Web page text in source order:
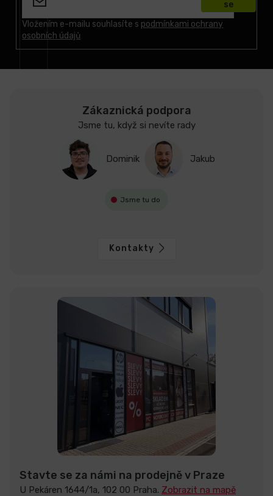
Vložením e-mailu souhlasíte s podmínkami ochrany
osobních údajů
se
Zákaznická podpora
Jsme tu, když si nevíte rady
Dominik Jakub
Jsme tu do
Kontakty
Stavte se za námi na prodejně v Praze
U Pekáren 1644/1a, 102 00 Praha. Zobrazit na mapě